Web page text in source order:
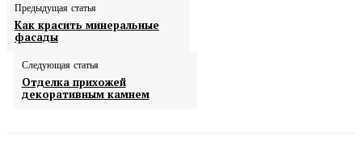
Предыдущая статья
Как красить минеральные
фасады
Следующая статья
Отделка прихожей
декоративным камнем